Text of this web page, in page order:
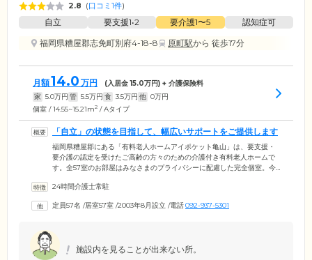
2.8 (口コミ1件)
自立 要支援1•2 要介護1〜5
認知症可
福岡県糟屋郡志免町別府4-18-8
原町駅から 徒歩17分
月額14.0 万円 (入居金15.0万円) + 介護保険料
家 5.0万円 管 5.5万円 食 3.5万円 他 0万円
個室 / 14.55~15.21m2 / Aタイプ
「自立」の状態を目指して、幅広いサポートをご提供します
福岡県糟屋郡にある「有料老人ホームアイポケット亀山」は、要支援・
要介護の認定を受けたご高齢の方々のための介護付き有料老人ホームで
す。全57室のお部屋はみなさまのプライバシーに配慮した完全個室。今
楽しみください。また、お食事や入浴、排せつなどの介助はもちろん、
スをご用意。みなさまがご自身で生活のひととおりができる「自立」の
24時間介護士常駐
定員57名 /居室57室 /2003年8月設立 /電話092-937-5301
施設内を見ることが出来ない所。